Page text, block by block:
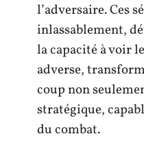
l’adversaire. Ces
inlassablement,
la capacité à voir
adverse,
coup non
stratégique,
du combat.